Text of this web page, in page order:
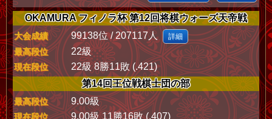
OKAMURA フィノラ杯 第12回将棋ウォーズ天帝戦
大会成績 99138位 / 207117人 詳細
最高段位 22級
現在段位
22級 8勝11敗 (.421)
第14回王位戦棋士団の部
最高段位 9.00級
現在段位
9.00級 11勝16敗 (.407)